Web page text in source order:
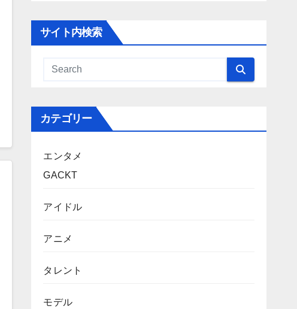
サイト内検索
カテゴリー
エンタメ
GACKT
アイドル
アニメ
タレント
モデル